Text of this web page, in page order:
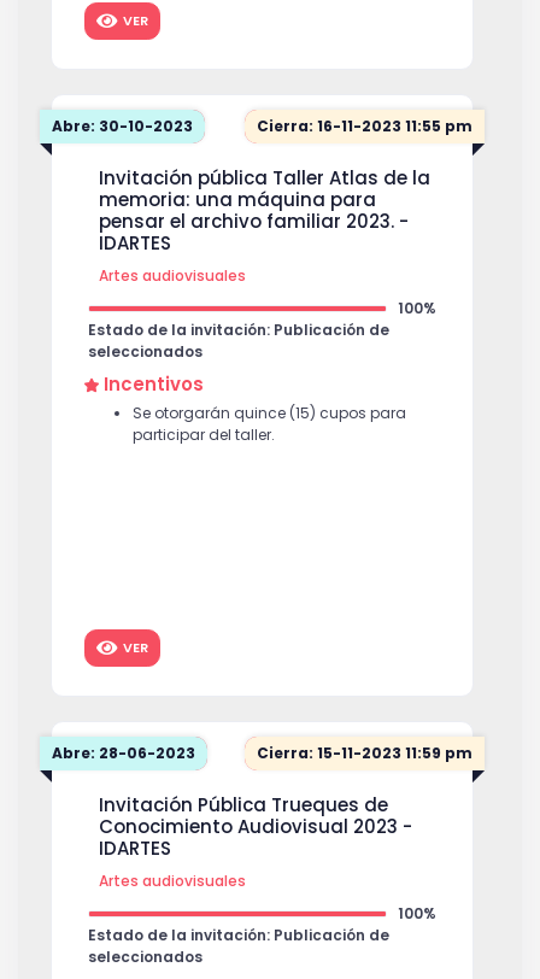
VER
Abre: 30-10-2023 Cierra: 16-11-2023 11:55 pm
Invitación pública Taller Atlas de la
memoria: una máquina para
pensar el archivo familiar 2023. -
IDARTES
Artes audiovisuales
100%
Estado de la invitación: Publicación de
seleccionados
Incentivos
Se otorgarán quince (15) cupos para
participar del taller.
VER
Abre: 28-06-2023 Cierra: 15-11-2023 11:59 pm
Invitación Pública Trueques de
Conocimiento Audiovisual 2023 -
IDARTES
Artes audiovisuales
100%
Estado de la invitación: Publicación de
seleccionados